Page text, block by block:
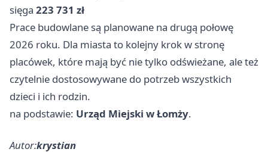
sięga 223 731 zł
Prace budowlane są planowane na drugą połowę
2026 roku. Dla miasta to kolejny krok w stronę
placówek, które mają być nie tylko odświeżane, ale też
czytelnie dostosowywane do potrzeb wszystkich
dzieci i ich rodzin.
na podstawie: Urząd Miejski w Łomży.
Autor:krystian